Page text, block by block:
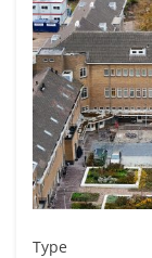
Type